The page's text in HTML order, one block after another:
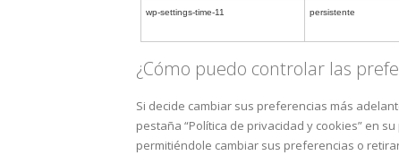
wp-settings-time-11 persistente
¿Cómo puedo controlar las
Si decide cambiar sus preferencias más
pestaña “Política de privacidad y cookies” en
permitiéndole cambiar sus preferencias o